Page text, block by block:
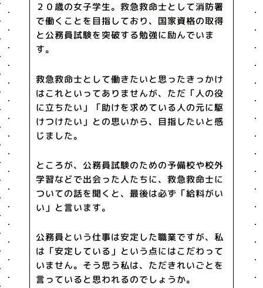
２０歳の女子学生。救急救命士として消防署
で働くことを目指しており、国家資格の取得
と公務員試験を突破する勉強に励んでいま
す。
救急救命士として働きたいと思ったきっかけ
はこれといってありませんが、ただ「人の役
に立ちたい」「助けを求めている人の元に駆
けつけたい」との思いから、目指したいと感
じました。
ところが、公務員試験のための予備校や校外
学習などで出会った人たちに、救急救命士に
ついての話を聞くと、最後は必ず「給料がい
い」と言います。
公務員という仕事は安定した職業ですが、私
は「安定している」という点にはこだわって
いません。そう思う私は、ただきれいごとを
言っていると思われるのでしょうか。